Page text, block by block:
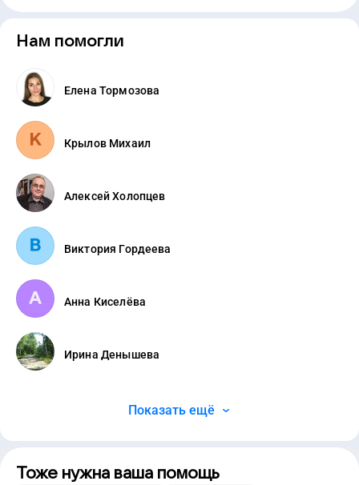
Нам помогли
Елена Тормозова
Крылов Михаил
Алексей Холопцев
Виктория Гордеева
Анна Киселёва
Ирина Денышева
Показать ещё
Тоже нужна ваша помощь